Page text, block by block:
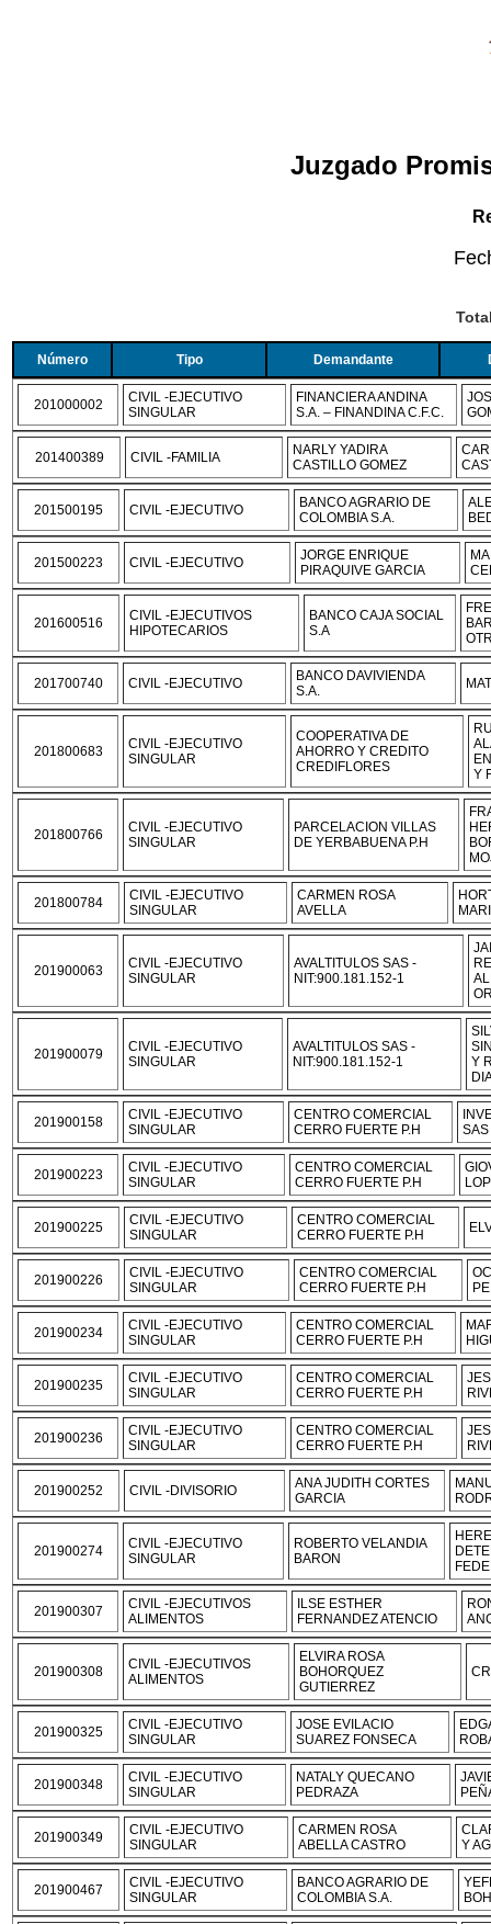
Juzgado
Número Tipo Demandante
201000002
CIVIL -EJECUTIVO
SINGULAR
FINANCIERA ANDINA
S.A. – FINANDINA C.F.C.
201400389 CIVIL -FAMILIA
NARLY YADIRA
CASTILLO GOMEZ
201500195 CIVIL -EJECUTIVO
BANCO AGRARIO DE
COLOMBIA S.A.
201500223 CIVIL -EJECUTIVO
JORGE ENRIQUE
PIRAQUIVE GARCIA
201600516
CIVIL -EJECUTIVOS
HIPOTECARIOS
BANCO CAJA SOCIAL
S.A
201700740 CIVIL -EJECUTIVO
BANCO DAVIVIENDA
S.A.
201800683
CIVIL -EJECUTIVO
SINGULAR
COOPERATIVA DE
AHORRO Y CREDITO
CREDIFLORES
Y
201800766
CIVIL -EJECUTIVO
SINGULAR
PARCELACION VILLAS
DE YERBABUENA P.H
201800784
CIVIL -EJECUTIVO
SINGULAR
CARMEN ROSA
AVELLA
201900063
CIVIL -EJECUTIVO
SINGULAR
AVALTITULOS SAS -
NIT:900.181.152-1
201900079
CIVIL -EJECUTIVO
SINGULAR
AVALTITULOS SAS -
NIT:900.181.152-1
Y
201900158
CIVIL -EJECUTIVO
SINGULAR
CENTRO COMERCIAL
CERRO FUERTE P.H
SAS
201900223
CIVIL -EJECUTIVO
SINGULAR
CENTRO COMERCIAL
CERRO FUERTE P.H
201900225
CIVIL -EJECUTIVO
SINGULAR
CENTRO COMERCIAL
CERRO FUERTE P.H
201900226
CIVIL -EJECUTIVO
SINGULAR
CENTRO COMERCIAL
CERRO FUERTE P.H
201900234
CIVIL -EJECUTIVO
SINGULAR
CENTRO COMERCIAL
CERRO FUERTE P.H
201900235
CIVIL -EJECUTIVO
SINGULAR
CENTRO COMERCIAL
CERRO FUERTE P.H
201900236
CIVIL -EJECUTIVO
SINGULAR
CENTRO COMERCIAL
CERRO FUERTE P.H
201900252 CIVIL -DIVISORIO
ANA JUDITH CORTES
GARCIA
201900274
CIVIL -EJECUTIVO
SINGULAR
ROBERTO VELANDIA
BARON
201900307
CIVIL -EJECUTIVOS
ALIMENTOS
ILSE ESTHER
FERNANDEZ ATENCIO
201900308
CIVIL -EJECUTIVOS
ALIMENTOS
ELVIRA ROSA
BOHORQUEZ
GUTIERREZ
201900325
CIVIL -EJECUTIVO
SINGULAR
JOSE EVILACIO
SUAREZ FONSECA
201900348
CIVIL -EJECUTIVO
SINGULAR
NATALY QUECANO
PEDRAZA
201900349
CIVIL -EJECUTIVO
SINGULAR
CARMEN ROSA
ABELLA CASTRO
Y
201900467
CIVIL -EJECUTIVO
SINGULAR
BANCO AGRARIO DE
COLOMBIA S.A.